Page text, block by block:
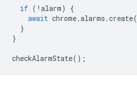
if ( ! alarm)
{
await chrome.alarms .create(
}
}
checkAlarmState();